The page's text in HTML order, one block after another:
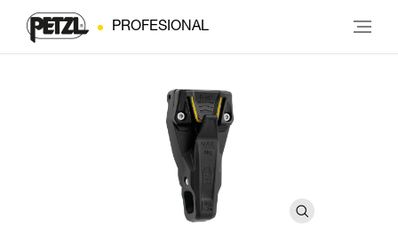
PROFESIONAL